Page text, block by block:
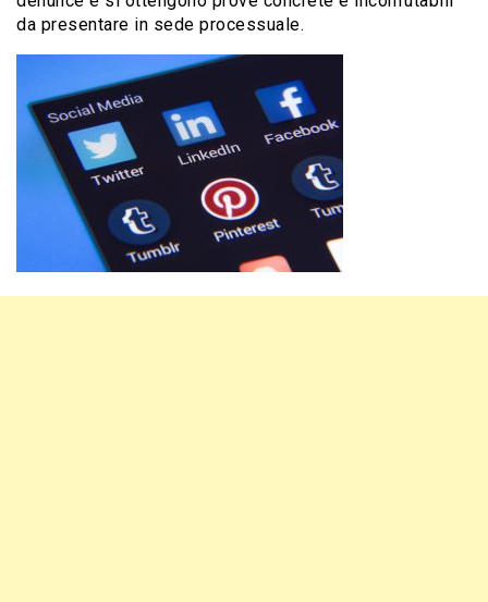
da presentare in sede processuale.